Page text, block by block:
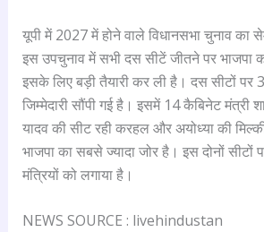
यूपी में 2027 में होने वाले विधानसभा चुनाव का
इस उपचुनाव में सभी दस सीटें जीतने पर भाजपा
इसके लिए बड़ी तैयारी कर ली है। दस सीटों पर
जिम्मेदारी सौंपी गई है। इसमें 14 कैबिनेट मंत्री
यादव की सीट रही करहल और अयोध्या की
भाजपा का सबसे ज्यादा जोर है। इस दोनों सीटों
मंत्रियों को लगाया है।
NEWS SOURCE : livehindustan